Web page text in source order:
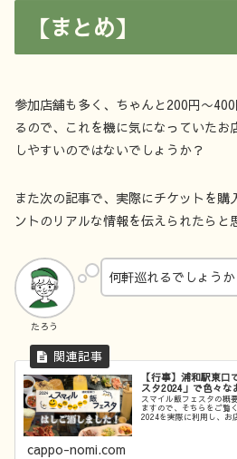
【まとめ】
参加店舗も多く、ちゃんと200円〜
るので、これを機に気になっていた
しやすいのではないでしょうか？
また次の記事で、実際にチケットを購
ントのリアルな情報を伝えられたらと
たろう
何軒巡れるでしょう
【行事】浦和駅東
スタ2024」で色々な
スマイル飯フェスタの概
ますので、そちらをご覧
2024を実際に利用し、お
cappo-nomi.com